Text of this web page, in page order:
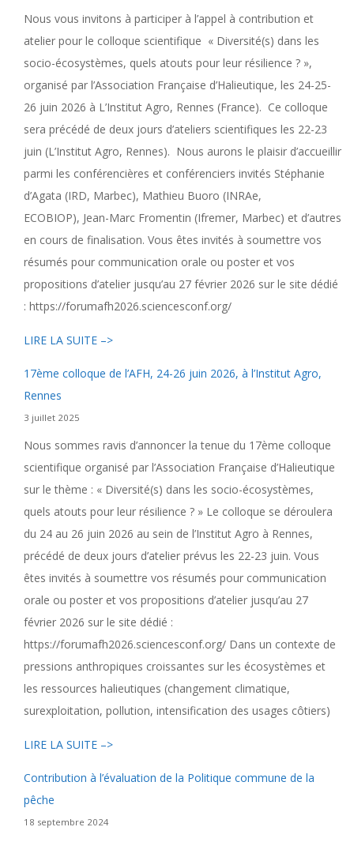
Nous vous invitons à participer à l’appel à contribution et
atelier pour le colloque scientifique « Diversité(s) dans les
socio-écosystèmes, quels atouts pour leur résilience ? »,
organisé par l’Association Française d’Halieutique, les 24-25-
26 juin 2026 à L’Institut Agro, Rennes (France). Ce colloque
sera précédé de deux jours d’ateliers scientifiques les 22-23
juin (L’Institut Agro, Rennes). Nous aurons le plaisir d’accueillir
parmi les conférencières et conférenciers invités Stéphanie
d’Agata (IRD, Marbec), Mathieu Buoro (INRAe,
ECOBIOP), Jean-Marc Fromentin (Ifremer, Marbec) et d’autres
en cours de finalisation. Vous êtes invités à soumettre vos
résumés pour communication orale ou poster et vos
propositions d’atelier jusqu’au 27 février 2026 sur le site dédié
: https://forumafh2026.sciencesconf.org/
LIRE LA SUITE –>
17ème colloque de l’AFH, 24-26 juin 2026, à l’Institut Agro,
Rennes
3 juillet 2025
Nous sommes ravis d’annoncer la tenue du 17ème colloque
scientifique organisé par l’Association Française d’Halieutique
sur le thème : « Diversité(s) dans les socio-écosystèmes,
quels atouts pour leur résilience ? » Le colloque se déroulera
du 24 au 26 juin 2026 au sein de l’Institut Agro à Rennes,
précédé de deux jours d’atelier prévus les 22-23 juin. Vous
êtes invités à soumettre vos résumés pour communication
orale ou poster et vos propositions d’atelier jusqu’au 27
février 2026 sur le site dédié :
https://forumafh2026.sciencesconf.org/ Dans un contexte de
pressions anthropiques croissantes sur les écosystèmes et
les ressources halieutiques (changement climatique,
surexploitation, pollution, intensification des usages côtiers)
LIRE LA SUITE –>
Contribution à l’évaluation de la Politique commune de la
pêche
18 septembre 2024